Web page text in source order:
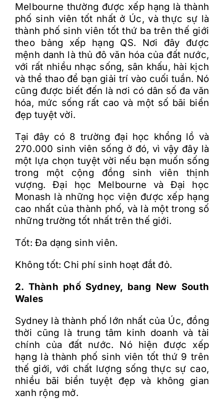
Melbourne thường được xếp hạng là thành
phố sinh viên tốt nhất ở Úc, và thực sự là
thành phố sinh viên tốt thứ ba trên thế giới
theo bảng xếp hạng QS. Nơi đây được
mệnh danh là thủ đô văn hóa của đất nước,
với rất nhiều nhạc sống, sân khấu, hài kịch
và thể thao để bạn giải trí vào cuối tuần. Nó
cũng được biết đến là nơi có dân số đa văn
hóa, mức sống rất cao và một số bãi biển
đẹp tuyệt vời.
Tại đây có 8 trường đại học khổng lồ và
270.000 sinh viên sống ở đó, vì vậy đây là
một lựa chọn tuyệt vời nếu bạn muốn sống
trong một cộng đồng sinh viên thịnh
vượng. Đại học Melbourne và Đại học
Monash là những học viện được xếp hạng
cao nhất của thành phố, và là một trong số
những trường tốt nhất trên thế giới.
Tốt: Đa dạng sinh viên.
Không tốt: Chi phí sinh hoạt đắt đỏ.
2. Thành phố Sydney, bang New South
Wales
Sydney là thành phố lớn nhất của Úc, đồng
thời cũng là trung tâm kinh doanh và tài
chính của đất nước. Nó hiện được xếp
hạng là thành phố sinh viên tốt thứ 9 trên
thế giới, với chất lượng sống thực sự cao,
nhiều bãi biển tuyệt đẹp và không gian
xanh rộng mở.